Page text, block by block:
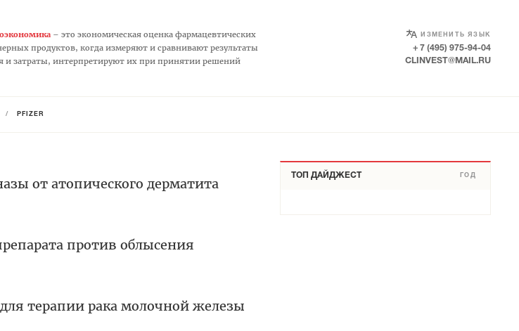
– это экономическая оценка фармацевтических
продуктов, когда измеряют и сравнивают результаты
и затраты, интерпретируют их при принятии решений
ИЗМЕНИТЬ ЯЗЫК
SELECT LANGUAGE
+ 7 (495) 975-94-04
CLINVEST@MAIL.RU
/ PFIZER
от атопического дерматита
против облысения
терапии рака молочной железы
ТОП ДАЙДЖЕСТ ГОД